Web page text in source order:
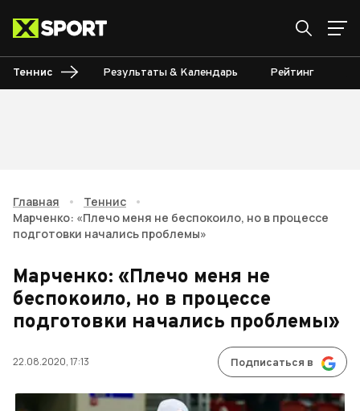
Теннис Результаты & Календарь Рейтинг
Главная • Теннис
•
Марченко: «Плечо меня не беспокоило, но в процессе
подготовки начались проблемы»
Марченко: «Плечо меня не
беспокоило, но в процессе
подготовки начались проблемы»
22.08.2020, 17:13 Подписаться в